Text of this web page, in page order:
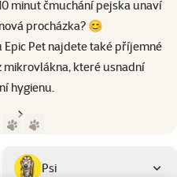
minut čmuchání pejska unaví
procházka? 😊
Pet najdete také příjemné
které usnadní
hygienu.
strana
Následující strana
Podkategorie
Psi